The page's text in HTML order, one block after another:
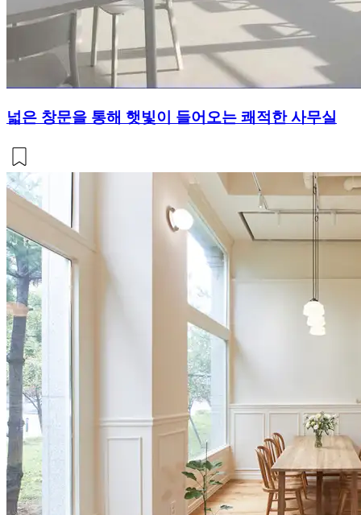
넓은 창문을 통해 햇빛이 들어오는 쾌적한 사무실